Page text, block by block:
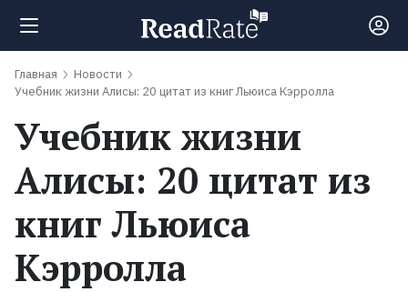
Поиск
Новости
Книги
Главная
Новости
Учебник жизни Алисы: 20 цитат из книг Льюиса Кэрролла
Учебник жизни
Алисы: 20 цитат из
книг Льюиса
Кэрролла